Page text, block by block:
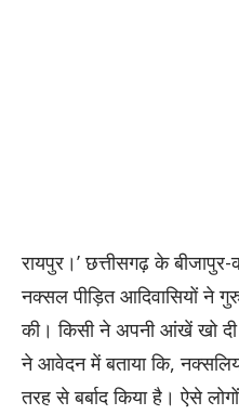
रायपुर।’ छत्तीसगढ़ के
नक्सल पीड़ित आदिवासियों ने
की। किसी ने अपनी आंखें खो दी
ने आवेदन में बताया कि,
तरह से बर्बाद किया है। ऐसे